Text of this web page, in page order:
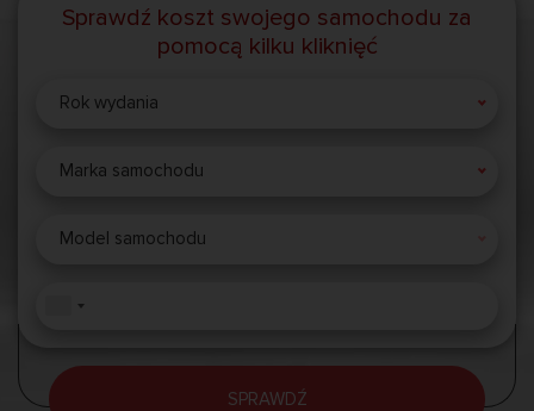
Sprawdź koszt swojego samochodu za
pomocą kilku kliknięć
Rok wydania
Marka samochodu
Model samochodu
SPRAWDŹ